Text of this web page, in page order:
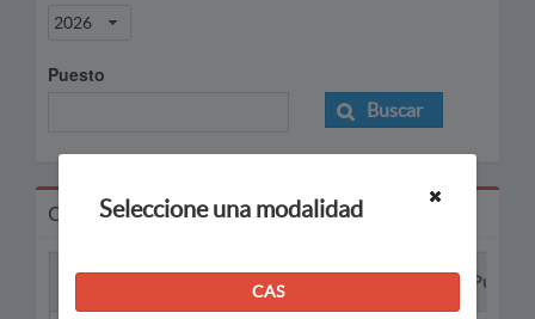
2026
Puesto
Buscar
Convocatorias
Puesto
Seleccione una modalidad
CAS